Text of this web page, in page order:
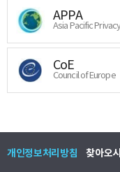
APPA
Asia Pacific
CoE
Council of Europe
개인정보처리방침 찾아오